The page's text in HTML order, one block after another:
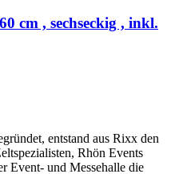
cm , sechseckig , inkl.
entstand aus Rixx den
Rhön Events
Event- und Messehalle die